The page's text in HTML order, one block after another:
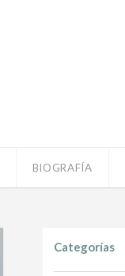
BIOGRAFÍA
Categorías